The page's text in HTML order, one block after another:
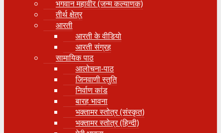
भगवान महावीर (जन्म कल्याणक)
तीर्थ क्षेत्र
आरती
आरती के वीडियो
आरती संग्रह
सामायिक पाठ
आलोचना-पाठ
जिनवाणी स्तुति
निर्वाण कांड
बारह भावना
भक्तामर स्तोत्र (संस्कृत)
भक्तामर स्तोत्र (हिन्दी)